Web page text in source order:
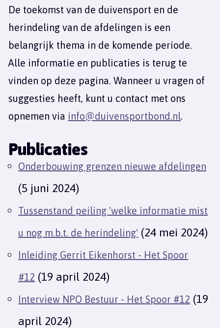
De toekomst van de duivensport en de
herindeling van de afdelingen is een
belangrijk thema in de komende periode.
Alle informatie en publicaties is terug te
vinden op deze pagina. Wanneer u vragen of
suggesties heeft, kunt u contact met ons
opnemen via info@duivensportbond.nl.
Publicaties
Onderbouwing grenzen nieuwe afdelingen
(5 juni 2024)
Tussenstand peiling 'welke informatie mist
u nog m.b.t. de herindeling' (24 mei 2024)
Inleiding Gerrit Eikenhorst - Het Spoor
#12 (19 april 2024)
Interview NPO Bestuur - Het Spoor #12 (19
april 2024)